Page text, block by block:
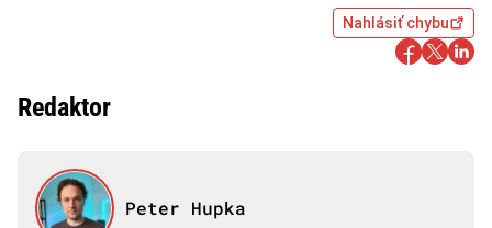
Nahlásiť chybu
Redaktor
Peter Hupka